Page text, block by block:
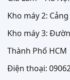
Kho máy 2:
Kho máy 3:
Thành Phố HCM
Điện thoại: